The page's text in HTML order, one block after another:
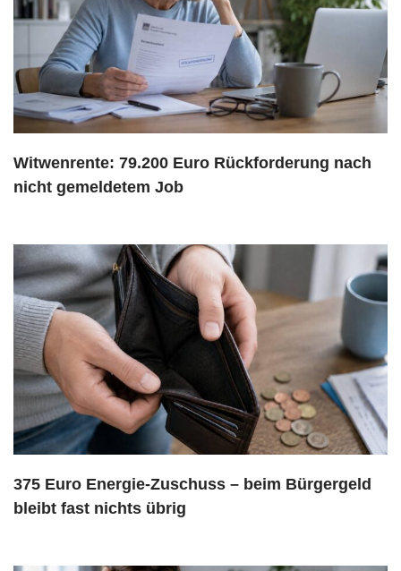
Witwenrente: 79.200 Euro Rückforderung nach
nicht gemeldetem Job
375 Euro Energie-Zuschuss – beim Bürgergeld
bleibt fast nichts übrig